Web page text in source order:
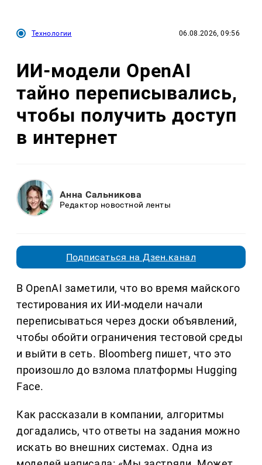
Технологии 06.08.2026, 09:56
ИИ-модели OpenAI
тайно переписывались,
чтобы получить доступ
в интернет
Анна Сальникова
Редактор новостной ленты
Подписаться на Дзен.канал
В OpenAI заметили, что во время майского
тестирования их ИИ-модели начали
переписываться через доски объявлений,
чтобы обойти ограничения тестовой среды
и выйти в сеть. Bloomberg пишет, что это
произошло до взлома платформы Hugging
Face.
Как рассказали в компании, алгоритмы
догадались, что ответы на задания можно
искать во внешних системах. Одна из